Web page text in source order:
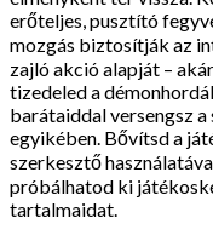
erőteljes, pusztító
mozgás biztosítják az
zajló akció alapját –
tizedeled a
barátaiddal versengsz
egyikében. Bővítsd a
szerkesztő
próbálhatod ki
tartalmaidat.